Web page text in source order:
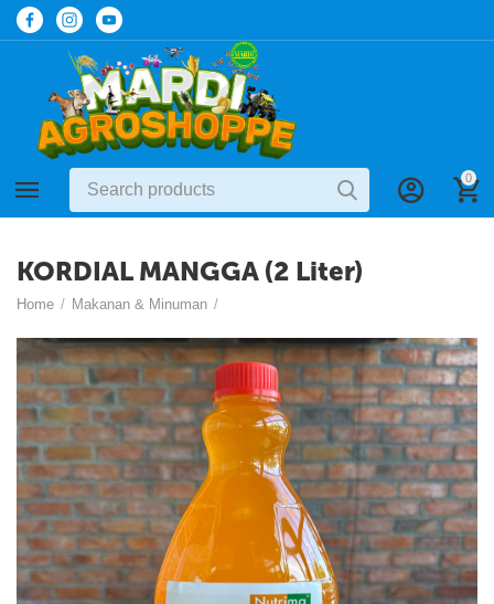
0
KORDIAL MANGGA (2 Liter)
Home / Makanan & Minuman /